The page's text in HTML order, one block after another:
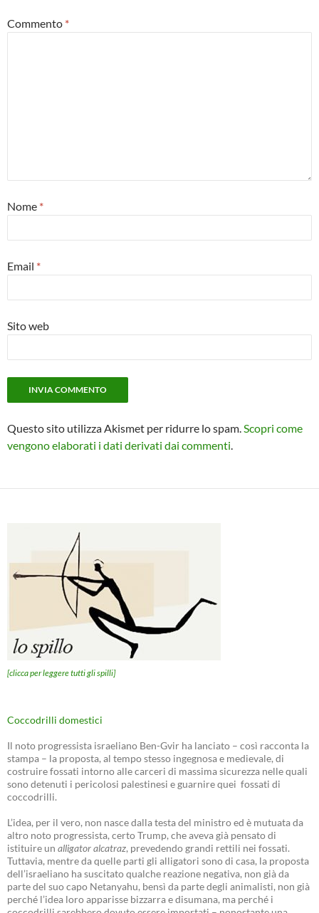
Commento *
Nome *
Email *
Sito web
Questo sito utilizza Akismet per ridurre lo spam.Scopri come
vengono elaborati i dati derivati dai commenti.
[clicca per leggere tutti gli spilli]
Coccodrilli domestici
Il noto progressista israeliano Ben-Gvir ha lanciato – così racconta la
stampa – la proposta, al tempo stesso ingegnosa e medievale, di
costruire fossati intorno alle carceri di massima sicurezza nelle quali
sono detenuti i pericolosi palestinesi e guarnire quei fossati di
coccodrilli.
L’idea, per il vero, non nasce dalla testa del ministro ed è mutuata da
altro noto progressista, certo Trump, che aveva già pensato di
istituire un alligator alcatraz, prevedendo grandi rettili nei fossati.
Tuttavia, mentre da quelle parti gli alligatori sono di casa, la proposta
dell’israeliano ha suscitato qualche reazione negativa, non già da
parte del suo capo Netanyahu, bensì da parte degli animalisti, non già
perché l’idea loro apparisse bizzarra e disumana, ma perché i